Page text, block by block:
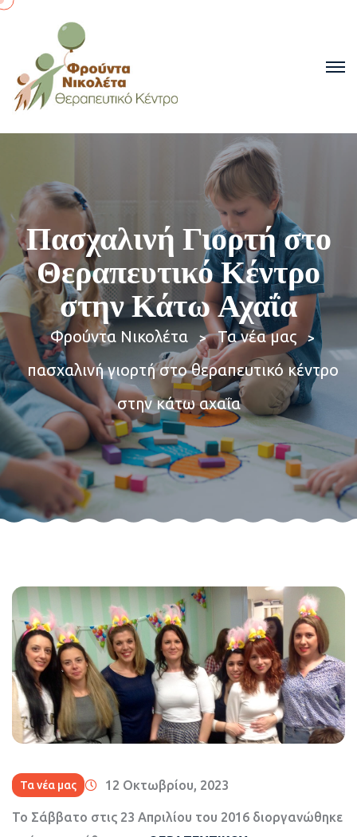
Πασχαλινή Γιορτή στο
Θεραπευτικό Κέντρο
στην Κάτω Αχαΐα
Φρούντα Νικολέτα > Τα νέα μας >
πασχαλινή γιορτή στο θεραπευτικό κέντρο
στην κάτω αχαΐα
Τα νέα μας 12 Οκτωβρίου, 2023
Το Σάββατο στις 23 Απριλίου του 2016 διοργανώθηκε